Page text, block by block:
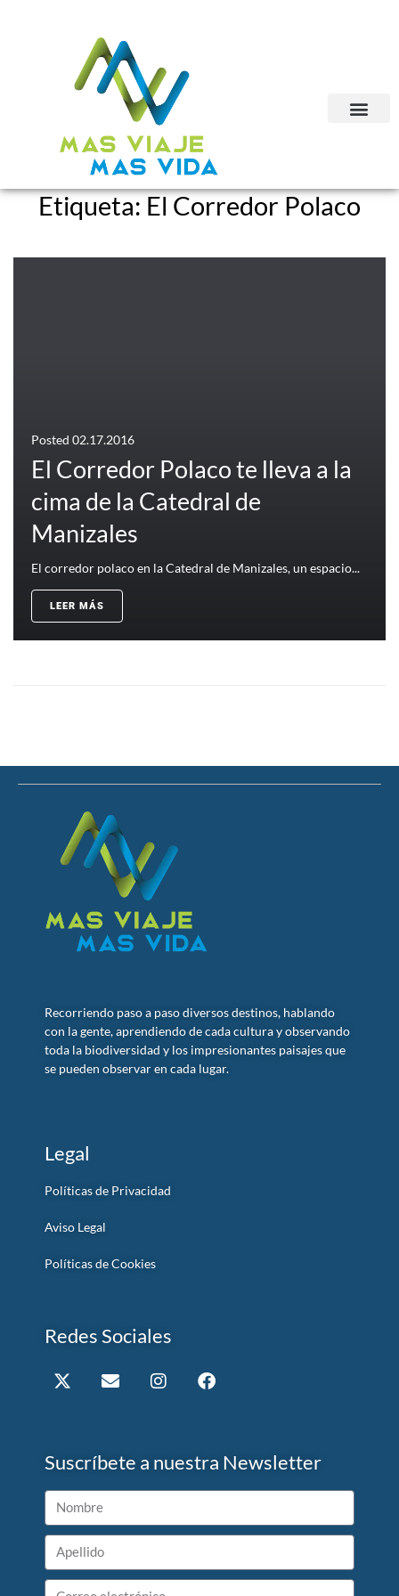
Etiqueta:El Corredor Polaco
Posted 02.17.2016
El Corredor Polaco te lleva a la
cima de la Catedral de
Manizales
El corredor polaco en la Catedral de Manizales, un espacio...
LEER MÁS
Recorriendo paso a paso diversos destinos, hablando
con la gente, aprendiendo de cada cultura y observando
toda la biodiversidad y los impresionantes paisajes que
se pueden observar en cada lugar.
Legal
Políticas de Privacidad
Aviso Legal
Políticas de Cookies
Redes Sociales
Suscríbete a nuestra Newsletter